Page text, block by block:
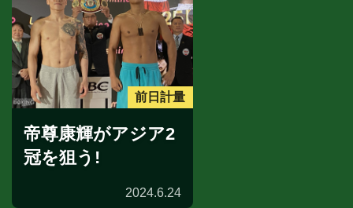
前日計量
帝尊康輝がアジア2
冠を狙う!
2024.6.24